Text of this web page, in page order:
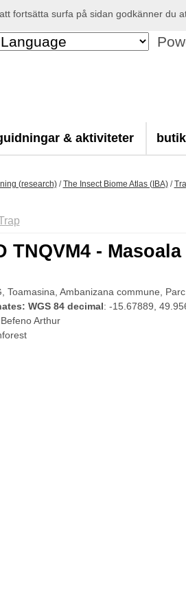
& aktiviteter
(research)/The Insect Biome Atlas (IBA)/
TNQVM4 - Masoala
Toamasina, Ambanizana commune,
WGS 84 decimal: -15.67889,
Arthur
fortsätta surfa på sidan godkänner du